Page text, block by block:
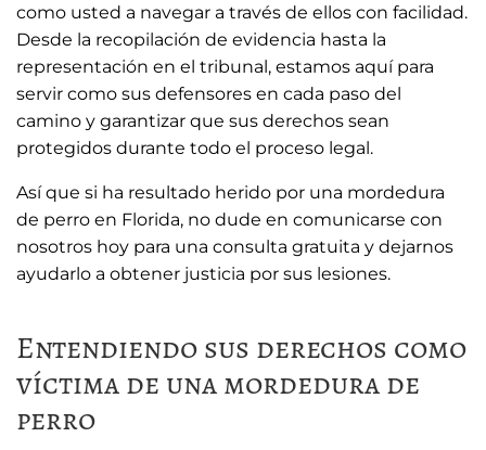
como usted a navegar a través de ellos con facilidad.
Desde la recopilación de evidencia hasta la
representación en el tribunal, estamos aquí para
servir como sus defensores en cada paso del
camino y garantizar que sus derechos sean
protegidos durante todo el proceso legal.
Así que si ha resultado herido por una mordedura
de perro en Florida, no dude en comunicarse con
nosotros hoy para una consulta gratuita y dejarnos
ayudarlo a obtener justicia por sus lesiones.
Entendiendo sus derechos como
víctima de una mordedura de
perro